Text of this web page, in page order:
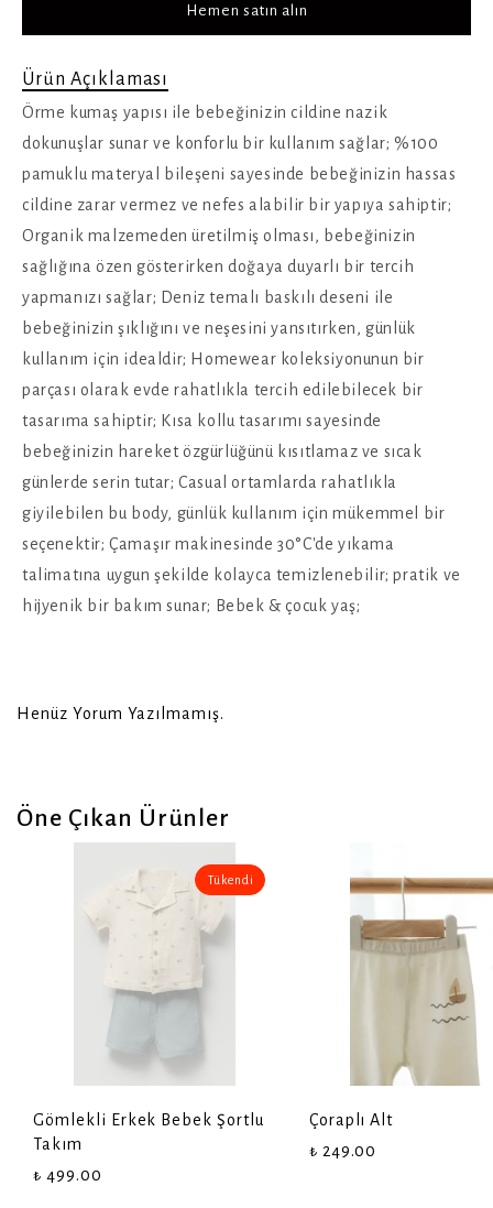
Hemen satın alın
Ürün Açıklaması
Örme kumaş yapısı ile bebeğinizin cildine nazik
dokunuşlar sunar ve konforlu bir kullanım sağlar; %100
pamuklu materyal bileşeni sayesinde bebeğinizin hassas
cildine zarar vermez ve nefes alabilir bir yapıya sahiptir;
Organik malzemeden üretilmiş olması, bebeğinizin
sağlığına özen gösterirken doğaya duyarlı bir tercih
yapmanızı sağlar; Deniz temalı baskılı deseni ile
bebeğinizin şıklığını ve neşesini yansıtırken, günlük
kullanım için idealdir; Homewear koleksiyonunun bir
parçası olarak evde rahatlıkla tercih edilebilecek bir
tasarıma sahiptir; Kısa kollu tasarımı sayesinde
bebeğinizin hareket özgürlüğünü kısıtlamaz ve sıcak
günlerde serin tutar; Casual ortamlarda rahatlıkla
giyilebilen bu body, günlük kullanım için mükemmel bir
seçenektir; Çamaşır makinesinde 30°C'de yıkama
talimatına uygun şekilde kolayca temizlenebilir; pratik ve
hijyenik bir bakım sunar; Bebek & çocuk yaş;
Henüz Yorum Yazılmamış.
Öne Çıkan Ürünler
Tükendi
Gömlekli Erkek Bebek Şortlu
Takım
₺ 499.00
Çoraplı Alt
₺ 249.00